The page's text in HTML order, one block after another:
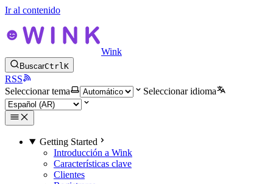
Ir al contenido
Wink
BuscarCtrlK
RSS
Seleccionar tema
Seleccionar idioma
Getting Started
Introducción a Wink
Características clave
Clientes